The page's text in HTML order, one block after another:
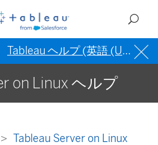
Tableau ヘルプ (英語 (US)) を
on Linux ヘルプ
Tableau Server on Linux